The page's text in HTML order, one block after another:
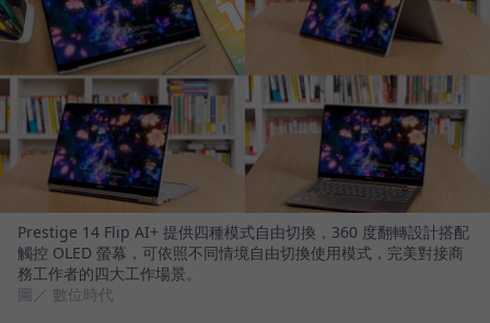
Prestige 14 Flip AI+ 提供四種模式自由切換，360 度翻轉設計搭配
觸控 OLED 螢幕，可依照不同情境自由切換使用模式，完美對接商
務工作者的四大工作場景。
圖／ 數位時代